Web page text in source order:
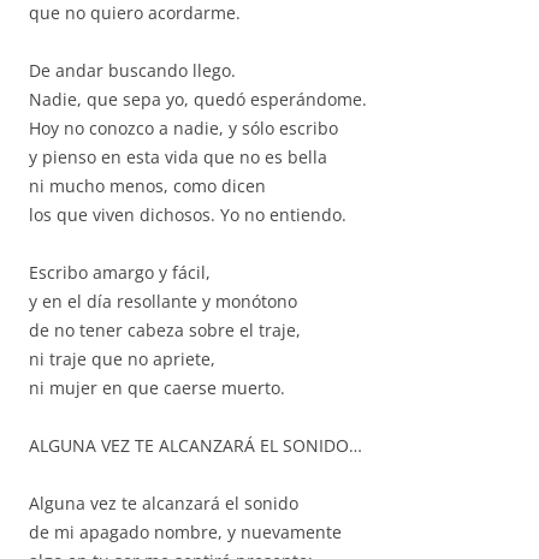
que no quiero acordarme.
De andar buscando llego.
Nadie, que sepa yo, quedó esperándome.
Hoy no conozco a nadie, y sólo escribo
y pienso en esta vida que no es bella
ni mucho menos, como dicen
los que viven dichosos. Yo no entiendo.
Escribo amargo y fácil,
y en el día resollante y monótono
de no tener cabeza sobre el traje,
ni traje que no apriete,
ni mujer en que caerse muerto.
ALGUNA VEZ TE ALCANZARÁ EL SONIDO…
Alguna vez te alcanzará el sonido
de mi apagado nombre, y nuevamente